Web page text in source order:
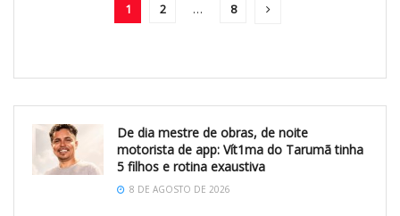
1 2 … 8
De dia mestre de obras, de noite
motorista de app: Vít1ma do Tarumã tinha
5 filhos e rotina exaustiva
8 DE AGOSTO DE 2026